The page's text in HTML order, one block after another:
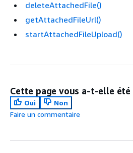
deleteAttachedFile()
getAttachedFileUrl()
startAttachedFileUpload()
Cette page vous a-t-elle été
Oui
Non
Faire un commentaire